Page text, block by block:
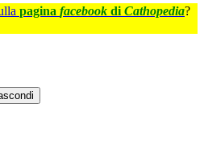
pagina facebook di Cathopedia?